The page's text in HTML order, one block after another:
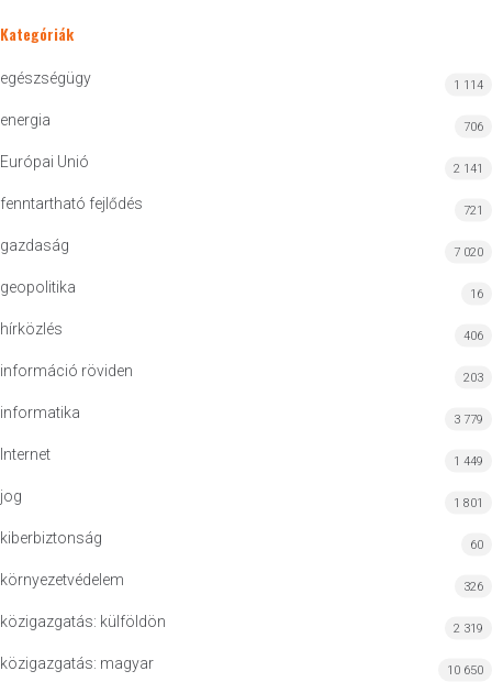
Kategóriák
egészségügy 1 114
energia 706
Európai Unió 2 141
fenntartható fejlődés 721
gazdaság 7 020
geopolitika 16
hírközlés 406
információ röviden 203
informatika 3 779
Internet 1 449
jog 1 801
kiberbiztonság 60
környezetvédelem 326
közigazgatás: külföldön 2 319
közigazgatás: magyar 10 650